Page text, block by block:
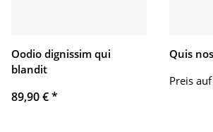
Oodio dignissim qui
blandit
89,90 €*
Quis
Preis